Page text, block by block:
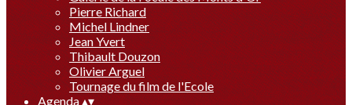
Pierre Richard
Michel Lindner
Jean Yvert
Thibault Douzon
Olivier Arguel
Tournage du film de l'Ecole
Agenda▴▾